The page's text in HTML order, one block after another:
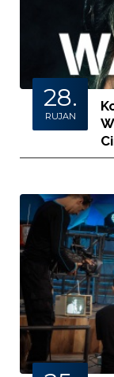
28.
RUJAN